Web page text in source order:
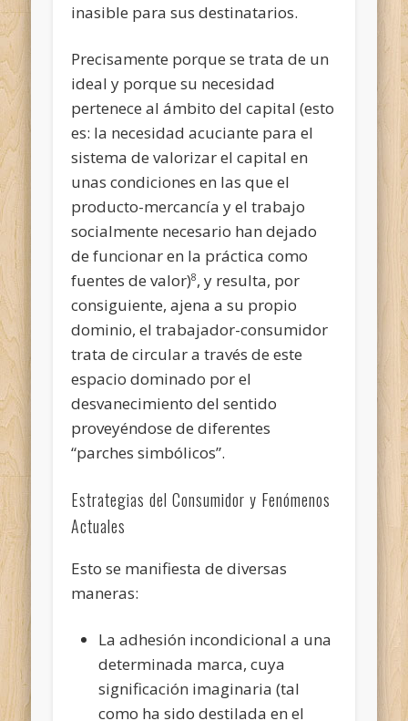
inasible para sus destinatarios.
Precisamente porque se trata de un
ideal y porque su necesidad
pertenece al ámbito del capital (esto
es: la necesidad acuciante para el
sistema de valorizar el capital en
unas condiciones en las que el
producto-mercancía y el trabajo
socialmente necesario han dejado
de funcionar en la práctica como
fuentes de valor)8, y resulta, por
consiguiente, ajena a su propio
dominio, el trabajador-consumidor
trata de circular a través de este
espacio dominado por el
desvanecimiento del sentido
proveyéndose de diferentes
“parches simbólicos”.
Estrategias del Consumidor y Fenómenos
Actuales
Esto se manifiesta de diversas
maneras:
La adhesión incondicional a una
determinada marca, cuya
significación imaginaria (tal
como ha sido destilada en el